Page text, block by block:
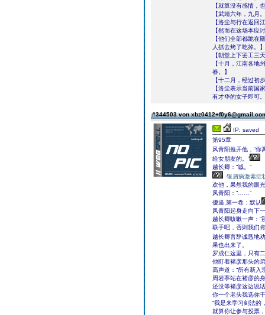
【就算没有感情，
【武靖六年，九月
【洛尘与行在返回
【然而在这场本应
【他们全部都跪在
人抓去烤了吃掉。】
【朝堂上下罢工三
【十月，江南各地
眷。】
【十二月，经过初
【洛尘表示当前国
有才华的女子即可
#344503 von
IP: saved
第95章
风青阳推开他，“你
给女朋友的。”
越长卿：“嘁。”
银屑病激素症
欢他，果然我的眼
风青阳：“……”
傻逼,第一卷：默认
风青阳起身走向下
越长卿咳嗽一声：“
联手吧，否则我们
越长卿言辞诚恳地
果也出来了。
罗成仁这里，只有
他盯着褚彦那头的
高声道：“所有新入
周岩葶站在褚彦的
还没等褚彦这边说
你一个老头我选你
“我是来学习剑法的
就算你让参与投票